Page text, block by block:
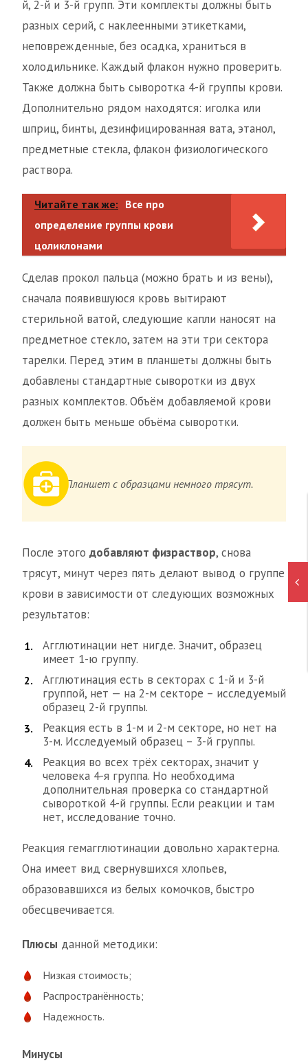
й, 2-й и 3-й групп. Эти комплекты должны быть
разных серий, с наклеенными этикетками,
неповрежденные, без осадка, храниться в
холодильнике. Каждый флакон нужно проверить.
Также должна быть сыворотка 4-й группы крови.
Дополнительно рядом находятся: иголка или
шприц, бинты, дезинфицированная вата, этанол,
предметные стекла, флакон физиологического
раствора.
Читайте так же: Все про
определение группы крови
цоликлонами
Сделав прокол пальца (можно брать и из вены),
сначала появившуюся кровь вытирают
стерильной ватой, следующие капли наносят на
предметное стекло, затем на эти три сектора
тарелки. Перед этим в планшеты должны быть
добавлены стандартные сыворотки из двух
разных комплектов. Объём добавляемой крови
должен быть меньше объёма сыворотки.
Планшет с образцами немного трясут.
После этого добавляют физраствор, снова
трясут, минут через пять делают вывод о группе
крови в зависимости от следующих возможных
результатов:
Агглютинации нет нигде. Значит, образец
имеет 1-ю группу.
Агглютинация есть в секторах с 1-й и 3-й
группой, нет — на 2-м секторе – исследуемый
образец 2-й группы.
Реакция есть в 1-м и 2-м секторе, но нет на
3-м. Исследуемый образец – 3-й группы.
Реакция во всех трёх секторах, значит у
человека 4-я группа. Но необходима
дополнительная проверка со стандартной
сывороткой 4-й группы. Если реакции и там
нет, исследование точно.
Реакция гемагглютинации довольно характерна.
Она имеет вид свернувшихся хлопьев,
образовавшихся из белых комочков, быстро
обесцвечивается.
Плюсы данной методики:
Низкая стоимость;
Распространённость;
Надежность.
Минусы